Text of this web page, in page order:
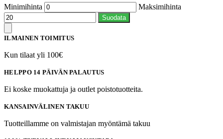
Minimihinta Maksimihinta
Suodata
ILMAINEN TOIMITUS
Kun tilaat yli 100€
HELPPO 14 PÄIVÄN PALAUTUS
Ei koske muokattuja ja outlet poistotuotteita.
KANSAINVÄLINEN TAKUU
Tuotteillamme on valmistajan myöntämä takuu